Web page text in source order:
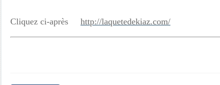
Cliquez ci-après http://laquetedekiaz.com/